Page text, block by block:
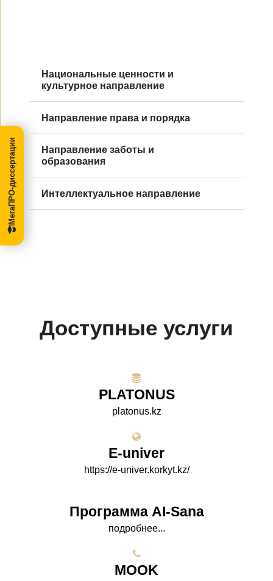
Национальные ценности и
культурное направление
Направление права и порядка
Направление заботы и
образования
Интеллектуальное направление
Доступные услуги
PLATONUS
platonus.kz
E-univer
https://e-univer.korkyt.kz/
Программа AI-Sana
подробнее...
МООK
МегаПРО-диссертации